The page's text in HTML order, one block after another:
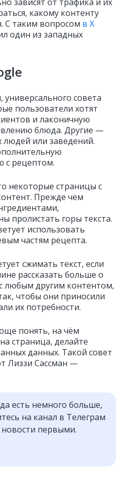
какому контенту
С таким вопросом в X
один из западных
универсального совета
пользователи хотят
и лаконичную
блюда. Другие —
или заведений.
с рецептом.
некоторые страницы с
Прежде чем
пролистать горы текста.
использовать
частям рецепта.
сжимать текст, если
рассказать больше о
любым другим контентом,
чтобы они приносили
их потребности.
понять, на чём
страница, делайте
данных. Такой совет
Лиззи Сассман —
есть немного больше,
на канал в Телеграм
первыми.